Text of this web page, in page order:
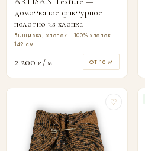
домотканое фактурное
полотно из хлопка
Вышивка, хлопок · 100% хлопок ·
142 см.
2 200 ₽ / м ОТ 10 М
♡